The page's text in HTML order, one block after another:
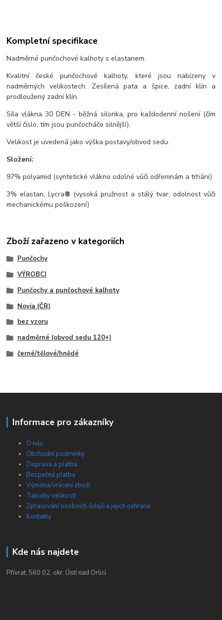
Kompletní specifikace
Nadměrné punčochové kalhoty s elastanem.
Kvalitní české punčochové kalhoty, které jsou nabízeny v
nadměrných velikostech. Zesílená pata a špice, zadní klín a
prodloužený zadní klín.
Síla vlákna 30 DEN - běžná silonka, pro každodenní nošení (čím
větší číslo, tím jsou punčocháče silnější).
Velikost je uvedená jako výška postavy/obvod sedu.
Složení:
97% polyamid (syntetické vlákno odolné vůči odřeninám a trhání)
3% elastan, Lycra® (vysoká pružnost a stálý tvar, odolnost vůči
mechanickému poškození)
Zboží zařazeno v kategoriích
Punčochy
VÝROBCI
Punčochy a punčochové kalhoty
Novia (ČR)
bez vzoru
nadměrné (obvod sedu 120+)
černé/tělové/hnědé
Informace pro zákazníky
O nás
Obchodní podmínky
Doprava a platba
Bezpečná platba
Výměna/vrácení zboží
Tabulky velikostí
Zpracování osobních údajů a jejich ochrana
Kontakty
Kde nás najdete
Přívrat, 560 02, okr. Ústí nad Orlicí